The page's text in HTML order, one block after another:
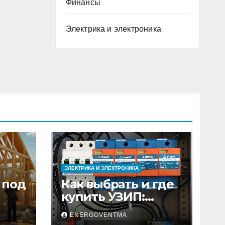
Финансы
Электрика и электроника
под
ЭЛЕКТРИКА И ЭЛЕКТРОНИКА
Как выбрать и где
купить УЗИП:
особенности
устройств защиты
ENERGOVENTMA